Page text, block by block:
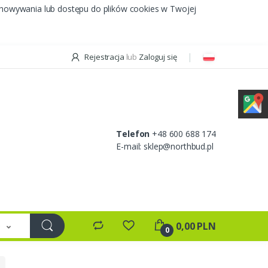
lub dostępu do plików cookies w Twojej
Rejestracja lub Zaloguj się
Telefon +48 600 688 174
E-mail: sklep@northbud.pl
0 0,00 PLN